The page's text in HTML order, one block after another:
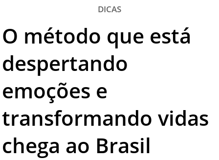
DICAS
TURISMO SA TV
TESTADO E APROVADO
PARCEIROS
QUEM SOMOS - EQUIPE
CONTATO
DICAS
O método que está
despertando
emoções e
transformando vidas
chega ao Brasil